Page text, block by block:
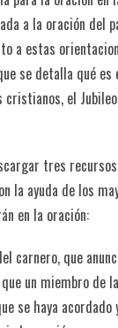
a la oración del
a estas
se detalla qué es
cristianos, el
tres
la ayuda de los
en la oración:
carnero, que
un miembro de
se haya acordado